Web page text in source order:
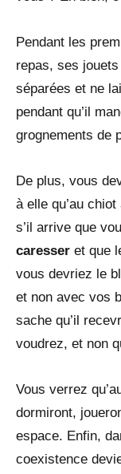
Pendant les
repas, ses
séparées et ne
pendant qu’il
grognements de
De plus, vous
à elle qu’au
s’il arrive que
caresser et que
vous devriez le
et non avec vos
sache qu’il
voudrez, et non
Vous verrez
dormiront,
espace. Enfin,
coexistence